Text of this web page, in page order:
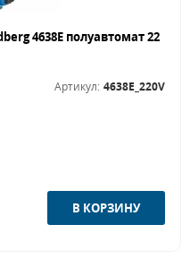
Артикул: 4638E_220V